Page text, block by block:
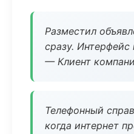
Разместил
сразу. Интерфейс
— Клиент
Телефонный
когда интернет